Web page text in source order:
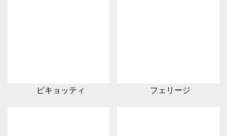
ピキョッティ フェリージ